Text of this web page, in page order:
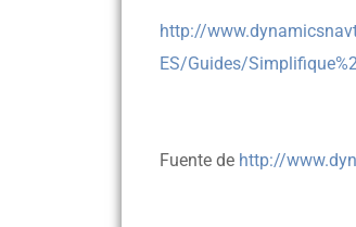
http://
ES/Guides/
Fuente de http://